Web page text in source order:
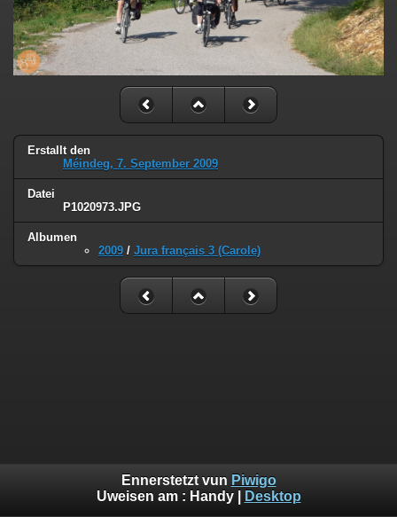
Erstallt den
Méindeg, 7. September 2009
Datei
P1020973.JPG
Albumen
2009 / Jura français 3 (Carole)
Ennerstetzt vun Piwigo
Uweisen am : Handy| Desktop